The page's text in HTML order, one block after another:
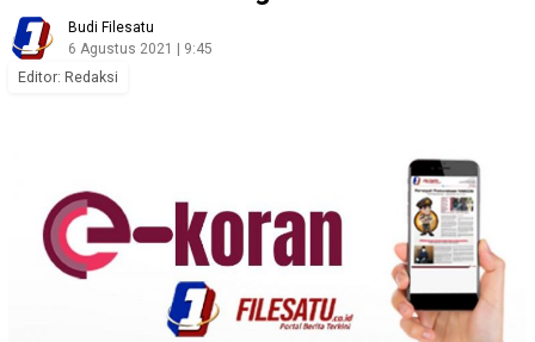
Budi Filesatu
6 Agustus 2021 | 9:45
Editor: Redaksi